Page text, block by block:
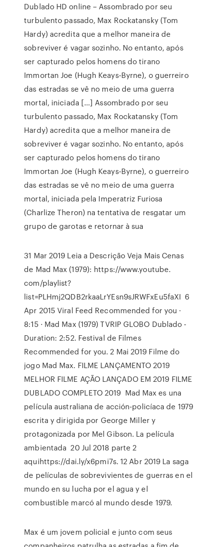
Dublado HD online – Assombrado por seu
turbulento passado, Max Rockatansky (Tom
Hardy) acredita que a melhor maneira de
sobreviver é vagar sozinho. No entanto, após
ser capturado pelos homens do tirano
Immortan Joe (Hugh Keays-Byrne), o guerreiro
das estradas se vê no meio de uma guerra
mortal, iniciada […] Assombrado por seu
turbulento passado, Max Rockatansky (Tom
Hardy) acredita que a melhor maneira de
sobreviver é vagar sozinho. No entanto, após
ser capturado pelos homens do tirano
Immortan Joe (Hugh Keays-Byrne), o guerreiro
das estradas se vê no meio de uma guerra
mortal, iniciada pela Imperatriz Furiosa
(Charlize Theron) na tentativa de resgatar um
grupo de garotas e retornar à sua
31 Mar 2019 Leia a Descrição Veja Mais Cenas
de Mad Max (1979): https://www.youtube.
com/playlist?
list=PLHmj2QDB2rkaaLrYEsn9sJRWFxEu5faXI 6
Apr 2015 Viral Feed Recommended for you ·
8:15 · Mad Max (1979) TVRIP GLOBO Dublado -
Duration: 2:52. Festival de Filmes
Recommended for you. 2 Mai 2019 Filme do
jogo Mad Max. FILME LANÇAMENTO 2019
MELHOR FILME AÇÃO LANÇADO EM 2019 FILME
DUBLADO COMPLETO 2019 Mad Max es una
película australiana de acción-policíaca de 1979
escrita y dirigida por George Miller y
protagonizada por Mel Gibson. La película
ambientada 20 Jul 2018 parte 2
aquihttps://dai.ly/x6pmi7s. 12 Abr 2019 La saga
de películas de sobrevivientes de guerras en el
mundo en su lucha por el agua y el
combustible marcó al mundo desde 1979.
Max é um jovem policial e junto com seus